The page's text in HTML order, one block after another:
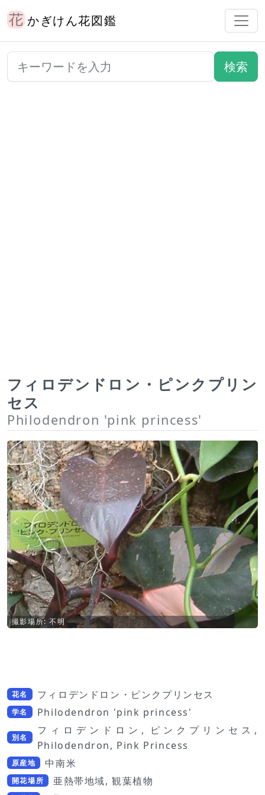
かぎけん花図鑑
フィロデンドロン・ピンクプリン
セス
Philodendron 'pink princess'
撮影場所: 不明
花名 フィロデンドロン・ピンクプリンセス
学名 Philodendron 'pink princess'
別名
フィロデンドロン, ピンクプリンセス,
Philodendron, Pink Princess
原産地 中南米
開花場所 亜熱帯地域, 観葉植物